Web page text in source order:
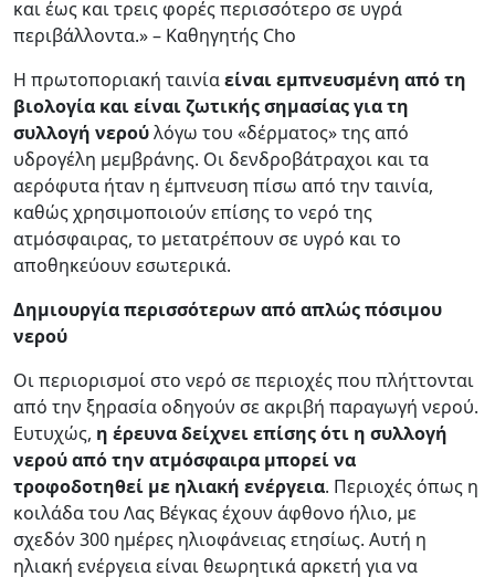
και έως και τρεις φορές περισσότερο σε υγρά
περιβάλλοντα.» – Καθηγητής Cho
Η πρωτοποριακή ταινίαείναι εμπνευσμένη από τη
βιολογία και είναι ζωτικής σημασίας για τη
συλλογή νερούλόγω του «δέρματος» της από
υδρογέλη μεμβράνης. Οι δενδροβάτραχοι και τα
αερόφυτα ήταν η έμπνευση πίσω από την ταινία,
καθώς χρησιμοποιούν επίσης το νερό της
ατμόσφαιρας, το μετατρέπουν σε υγρό και το
αποθηκεύουν εσωτερικά.
Δημιουργία περισσότερων από απλώς πόσιμου
νερού
Οι περιορισμοί στο νερό σε περιοχές που πλήττονται
από την ξηρασία οδηγούν σε ακριβή παραγωγή νερού.
Ευτυχώς, η έρευνα δείχνει επίσης ότι η συλλογή
νερού από την ατμόσφαιρα μπορεί να
τροφοδοτηθεί με ηλιακή ενέργεια. Περιοχές όπως η
κοιλάδα του Λας Βέγκας έχουν άφθονο ήλιο, με
σχεδόν 300 ημέρες ηλιοφάνειας ετησίως. Αυτή η
ηλιακή ενέργεια είναι θεωρητικά αρκετή για να